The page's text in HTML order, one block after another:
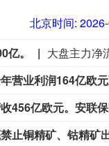
北京时间:
。
大盘主力净
营业利润164亿欧元
456亿欧元。安联
止铜精矿、钴精矿